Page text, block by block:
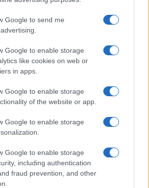
Google to send me
Google to enable storage
like cookies on web or
in apps.
Google to enable storage
of the website or app.
Google to enable storage
Google to enable storage
including authentication
fraud prevention, and other